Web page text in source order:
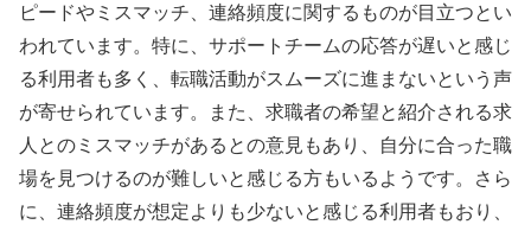
ピードやミスマッチ、連絡頻度に関するものが目立つとい
われています。特に、サポートチームの応答が遅いと感じ
る利用者も多く、転職活動がスムーズに進まないという声
が寄せられています。また、求職者の希望と紹介される求
人とのミスマッチがあるとの意見もあり、自分に合った職
場を見つけるのが難しいと感じる方もいるようです。さら
に、連絡頻度が想定よりも少ないと感じる利用者もおり、